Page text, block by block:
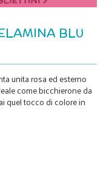
BLU
unita rosa ed esterno
come bicchierone da
quel tocco di colore in